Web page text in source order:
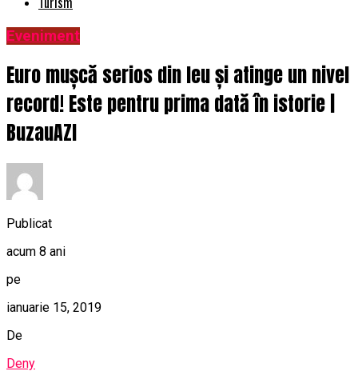
Eveniment
Euro mușcă serios din leu și atinge un nivel
record! Este pentru prima dată în istorie |
BuzauAZI
Publicat
acum 8 ani
pe
ianuarie 15, 2019
De
Deny